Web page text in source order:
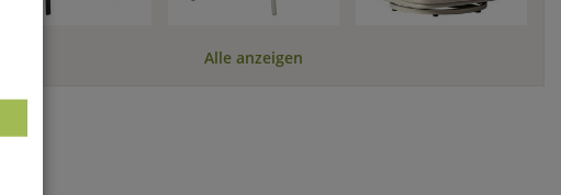
Alle anzeigen